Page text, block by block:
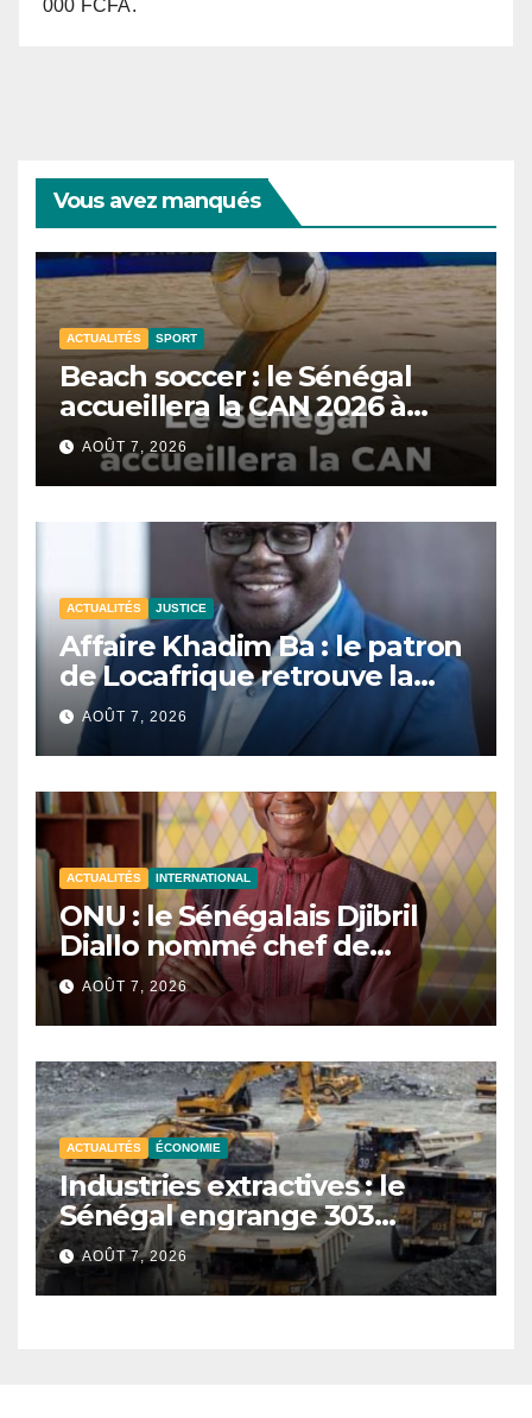
000 FCFA.
Vous avez manqués
ACTUALITÉS SPORT
Beach soccer : le Sénégal
accueillera la CAN 2026 à
Dakar.
AOÛT 7, 2026
ACTUALITÉS JUSTICE
Affaire Khadim Ba : le patron
de Locafrique retrouve la
liberté.
AOÛT 7, 2026
ACTUALITÉS INTERNATIONAL
ONU : le Sénégalais Djibril
Diallo nommé chef de
cabinet du président de la
81e Assemblée générale.
AOÛT 7, 2026
ACTUALITÉS ÉCONOMIE
Industries extractives : le
Sénégal engrange 303
milliards FCFA de revenus au
premier semestre 2025.
AOÛT 7, 2026